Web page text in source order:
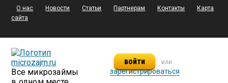
О нас Новости Статьи Партнерам Контакты
Карта
сайта
Все микрозаймы
войти или
зарегистрироваться